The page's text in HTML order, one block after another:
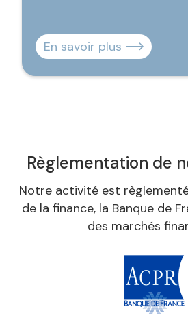
En savoir plus
Règlementation de
Notre activité est
de la finance, la Banque de
des marchés